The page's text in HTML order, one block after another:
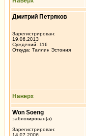
Дмитрий Петряков
Зарегистрирован:
19.06.2013
Суждений: 116
Откуда: Таллин Эстония
Наверх
Won Soeng
заблокирован(а)
Зарегистрирован:
14.07.2006